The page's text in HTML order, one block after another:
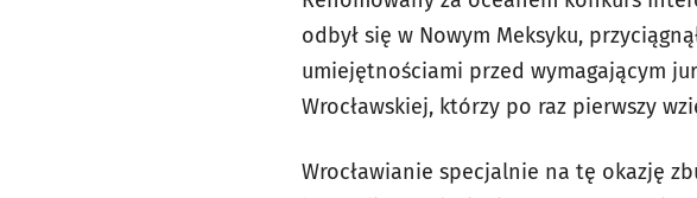
odbył się w Nowym Meksyku,
umiejętnościami przed wymagającym
Wrocławskiej, którzy po raz pierwszy
Wrocławianie specjalnie na tę okazję